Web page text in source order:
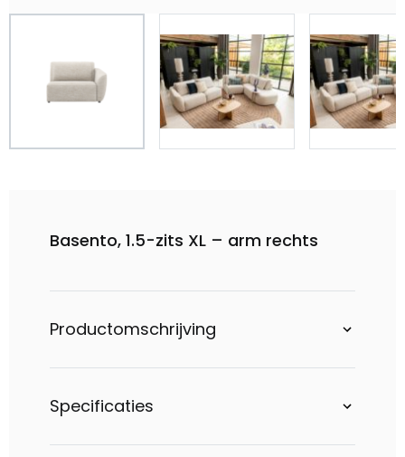
Basento, 1.5-zits XL – arm rechts
Productomschrijving
Specificaties